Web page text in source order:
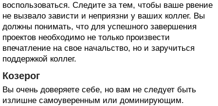
воспользоваться. Следите за тем, чтобы ваше рвение
не вызвало зависти и неприязни у ваших коллег. Вы
должны понимать, что для успешного завершения
проектов необходимо не только произвести
впечатление на свое начальство, но и заручиться
поддержкой коллег.
Козерог
Вы очень доверяете себе, но вам не следует быть
излишне самоуверенным или доминирующим.